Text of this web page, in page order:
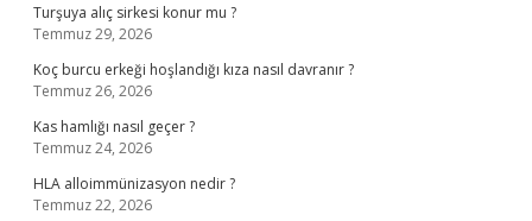
Turşuya alıç sirkesi konur mu ?
Temmuz 29, 2026
Koç burcu erkeği hoşlandığı kıza nasıl davranır ?
Temmuz 26, 2026
Kas hamlığı nasıl geçer ?
Temmuz 24, 2026
HLA alloimmünizasyon nedir ?
Temmuz 22, 2026